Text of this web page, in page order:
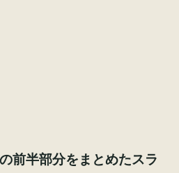
前半部分をまとめたスラ